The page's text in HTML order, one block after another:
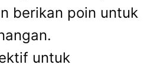
berikan poin untuk
untuk